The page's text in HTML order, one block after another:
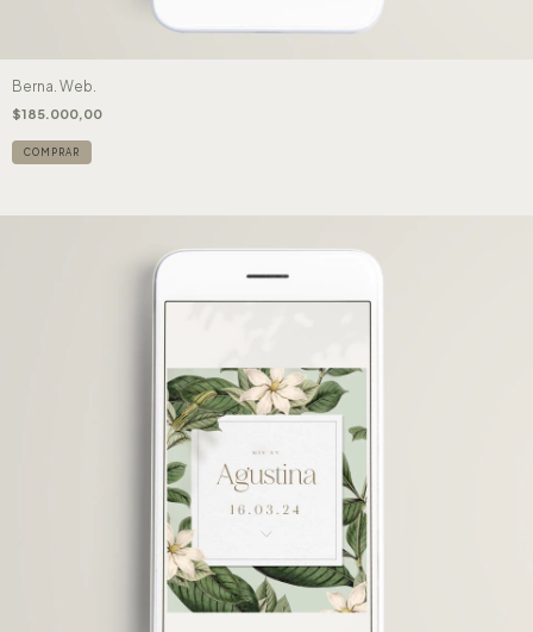
Berna. Web.
$185.000,00